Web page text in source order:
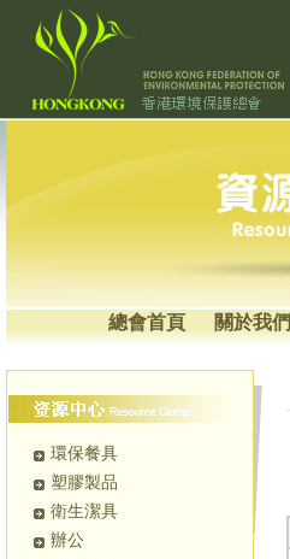
總會首頁 關於我們
環保餐具
塑膠製品
衛生潔具
辦公